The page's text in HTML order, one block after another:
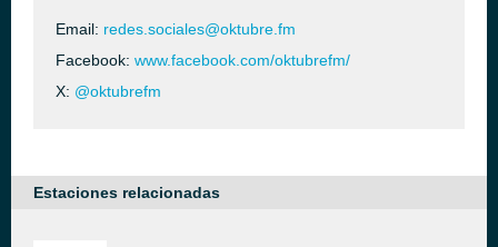
Email: redes.sociales@oktubre.fm
Facebook: www.facebook.com/oktubrefm/
X: @oktubrefm
Estaciones relacionadas